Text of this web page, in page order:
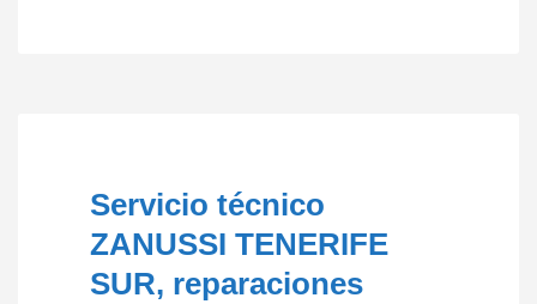
Servicio técnico
ZANUSSI TENERIFE
SUR, reparaciones